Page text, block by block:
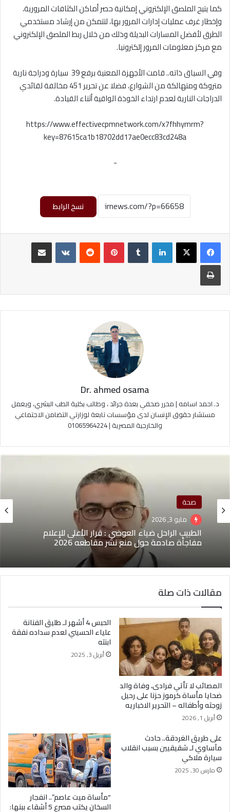
كما يتيح الملصق الإلكتروني إمكانية حصر أماكن الكثافات المرورية،
وإخطار غرف عمليات إدارات المرور بها، لتتمكن من إرشاد مستخدمي
الطرق لأفضل المسارات البديلة وذلك من خلال ربط الملصق الإلكتروني
مع مركز معلومات المرور إلكترونيا.
وفي السياق ذاته.. قامت الأجهزة المعنية برفع 39 سيارة ودراجة نارية
متروكة ومتهالكة من الشوارع، فضلا عن تحرير 451 مخالفة لقائدي
الدراجات النارية لعدم ارتداء الخوذة الواقية أثناء القيادة.
https://www.effectivecpmnetwork.com/x7fhhymrm?
key=87615ca1b18702dd17ae0ecc83cd248a
-
نسخ الرابط
لينكدإن بينتيريست
طباعة
Dr. ahmed osama
د. احمد اسامه | محرر صحفي بعدة جرائد ، وطالب بكلية الطب البشري، ويعمل
مستشار حقوق الإنسان لدى مؤسسات تابعة لوزارتي التضامن الاجتماعي
والخارجية المصرية | 01065964224
صحة
مايو 3, 2026
الطبيب الراحل ضياء العوضي : قرار الأعلى للإعلام
مفاجأة صادمة حول منع نشر مقاطعه 2026
مقالات ذات صلة
المصائب لا تأتي فرادى، وفاة والد
ضحايا مأساة كرموز حزنا على رحيل
زوجته وأطفاله – التحرير الاخباريه
أبريل 1, 2026
الحبس 4 أشهر لـ طليق الفنانة
علياء الحسيني لعدم سداده نفقة
ابنته
أبريل 3, 2025
على طريق الغردقة.. حادث
مآساوي لـ شقيقيين بسبب انقلاب
سيارة ملاكي
مارس 30, 2025
“مأساة ميت عاصم”.. انفجار
السخان يكتب مصرع 5 أشقاء ببنها: